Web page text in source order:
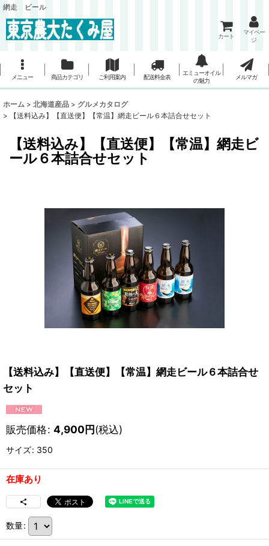
網走 ビール
カート
マイペー
ジ
メニュー 商品カテゴリ ご利用案内 配送料金表
エミューオイル
の魅力
メルマガ
ホーム > 北海道産品 > グルメカタログ
>
【送料込み】【直送便】【常温】網走ビール６本詰合せセット
【送料込み】【直送便】【常温】網走ビ
ール６本詰合せセット
【送料込み】【直送便】【常温】網走ビール６本詰合せ
セット
販売価格: 4,900円(税込)
サイズ: 350
在庫あり
数量: